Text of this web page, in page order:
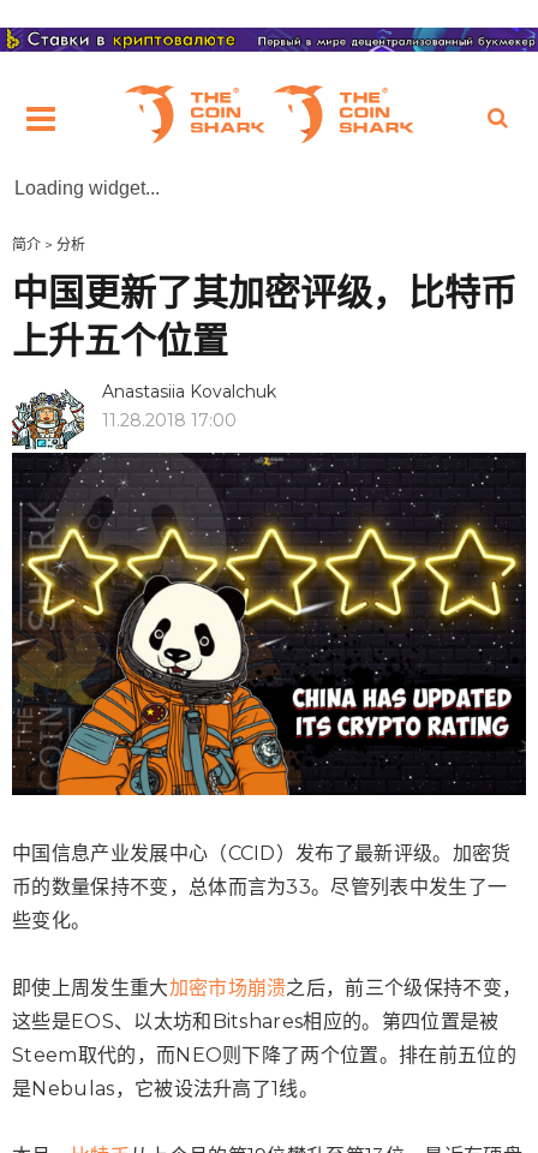
Loading widget...
简介 > 分析
中国更新了其加密评级，比特币
上升五个位置
Anastasiia Kovalchuk
11.28.2018 17:00
中国信息产业发展中心（CCID）发布了最新评级。加密货
币的数量保持不变，总体而言为33。尽管列表中发生了一
些变化。
即使上周发生重大加密市场崩溃之后，前三个级保持不变，
这些是EOS、以太坊和Bitshares相应的。第四位置是被
Steem取代的，而NEO则下降了两个位置。排在前五位的
是Nebulas，它被设法升高了1线。